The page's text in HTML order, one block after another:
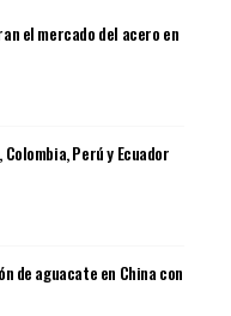
el mercado del acero en
Perú y Ecuador
de aguacate en China con